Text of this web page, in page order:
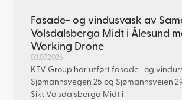
Fasade- og vindusvask av
Volsdalsberga Midt i Ålesund
Working Drone
03.07.2026
KTV Group har utført fasade- og
Sjømannsvegen 25 og Sjømannsveien
Sikt Volsdalsberga Midt i